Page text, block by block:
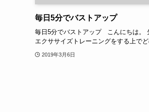
毎日5分でバストアップ
毎日5分でバストアップ こんにちは。
エクササイズトレーニングをする上で
2019年3月6日